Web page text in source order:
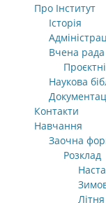
Про Інститут
Історія
Вчена рада
Наукова
Контакти
Навчання
Заочна
Розклад